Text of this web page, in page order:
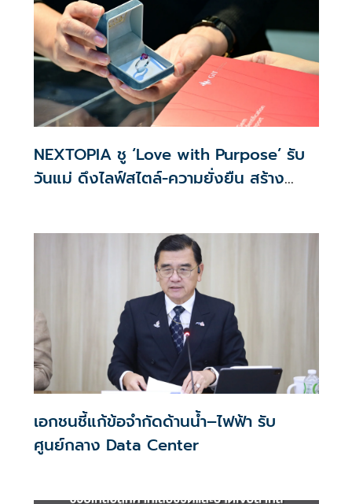
NEXTOPIA ชู ‘Love with Purpose’ รับ
วันแม่ ดึงไลฟ์สไตล์-ความยั่งยืน สร้าง
เอกชนชี้แก้ข้อจำกัดด้านน้ำ–ไฟฟ้า รับ
ศูนย์กลาง Data Center